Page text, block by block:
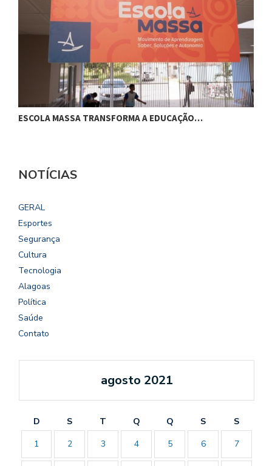
ESCOLA MASSA TRANSFORMA A EDUCAÇÃO…
NOTÍCIAS
GERAL
Esportes
Segurança
Cultura
Tecnologia
Alagoas
Política
Saúde
Contato
agosto 2021
D S T Q Q S
S
1
2 3 4 5 6 7